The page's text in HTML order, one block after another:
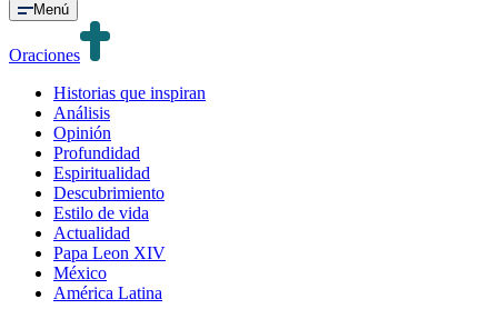
Menú
Oraciones
Historias que inspiran
Análisis
Opinión
Profundidad
Espiritualidad
Descubrimiento
Estilo de vida
Actualidad
Papa Leon XIV
México
América Latina